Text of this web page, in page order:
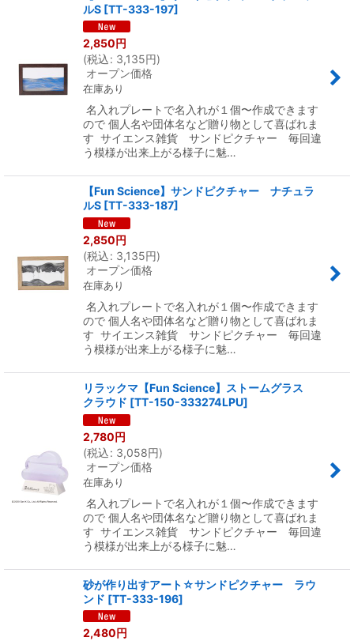
ルS [TT-333-197]
2,850円
(税込: 3,135円)
オープン価格
在庫あり
名入れプレートで名入れが１個〜作成できます
ので 個人名や団体名など贈り物として喜ばれま
す サイエンス雑貨 サンドピクチャー 毎回違
う模様が出来上がる様子に魅…
【Fun Science】サンドピクチャー ナチュラ
ルS [TT-333-187]
2,850円
(税込: 3,135円)
オープン価格
在庫あり
名入れプレートで名入れが１個〜作成できます
ので 個人名や団体名など贈り物として喜ばれま
す サイエンス雑貨 サンドピクチャー 毎回違
う模様が出来上がる様子に魅…
リラックマ【Fun Science】ストームグラス
クラウド [TT-150-333274LPU]
2,780円
(税込: 3,058円)
オープン価格
在庫あり
名入れプレートで名入れが１個〜作成できます
ので 個人名や団体名など贈り物として喜ばれま
す サイエンス雑貨 サンドピクチャー 毎回違
う模様が出来上がる様子に魅…
砂が作り出すアート☆サンドピクチャー ラウ
ンド [TT-333-196]
2,480円